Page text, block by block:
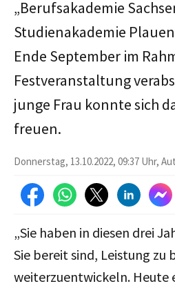
„Berufsakademie
Studienakademie
Ende September im
Festveranstaltung
junge Frau konnte sich
freuen.
Donnerstag, 13.10.2022, 09:37 Uhr,
„Sie haben in diesen drei
Sie bereit sind, Leistung zu
weiterzuentwickeln. Heute